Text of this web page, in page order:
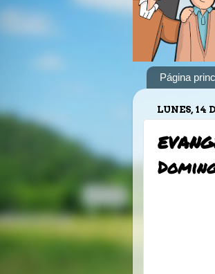
Página
LUNES, 14